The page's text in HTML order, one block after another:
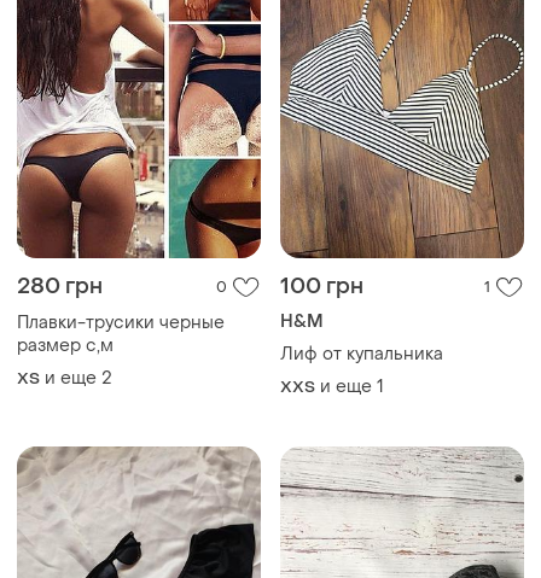
280 грн 0
Плавки-трусики черные
размер с,м
ХS и еще 2
100 грн 1
H&M
Лиф от купальника
XХS и еще 1